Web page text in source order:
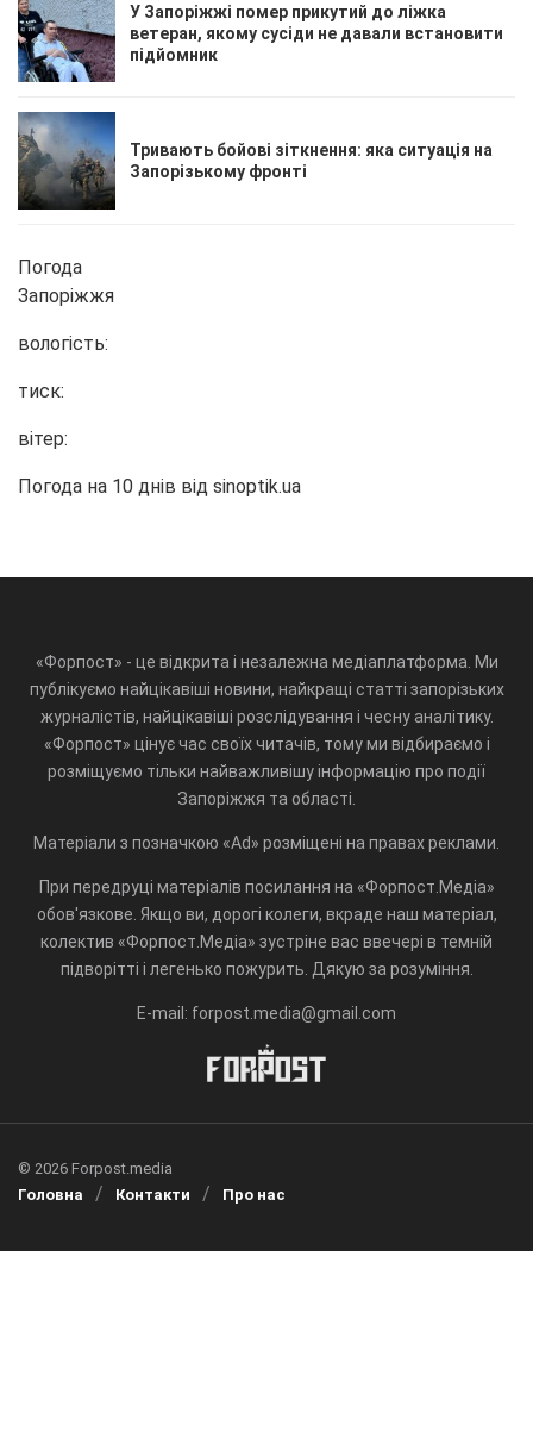
У Запоріжжі помер прикутий до ліжка
ветеран, якому сусіди не давали встановити
підйомник
Тривають бойові зіткнення: яка ситуація на
Запорізькому фронті
Погода
Запоріжжя
вологість:
тиск:
вітер:
Погода на 10 днів від sinoptik.ua
«Форпост» - це відкрита і незалежна медіаплатформа. Ми
публікуємо найцікавіші новини, найкращі статті запорізьких
журналістів, найцікавіші розслідування і чесну аналітику.
«Форпост» цінує час своїх читачів, тому ми відбираємо і
розміщуємо тільки найважливішу інформацію про події
Запоріжжя та області.
Матеріали з позначкою «Ad» розміщені на правах реклами.
При передруці матеріалів посилання на «Форпост.Медіа»
обов'язкове. Якщо ви, дорогі колеги, вкраде наш матеріал,
колектив «Форпост.Медіа» зустріне вас ввечері в темній
підворітті і легенько пожурить. Дякую за розуміння.
E-mail: forpost.media@gmail.com
© 2026 Forpost.media
Головна
Контакти Про нас